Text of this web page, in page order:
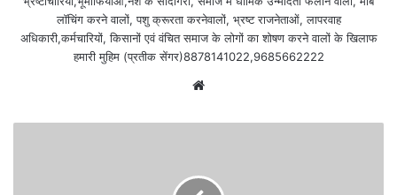
लॉचिंग करने वालों, पशु क्रूरता करनेवालों, भ्रष्ट राजनेताओं, लापरवाह
अधिकारी,कर्मचारियों, किसानों एवं वंचित समाज के लोगों का शोषण करने वालों के खिलाफ
हमारी मुहिम (प्रतीक सेंगर)8878141022,9685662222
Website